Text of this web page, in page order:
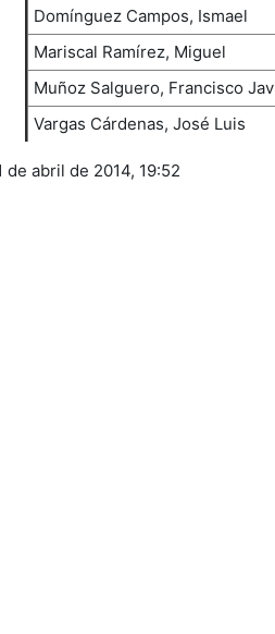
Domínguez Campos, Ismael
Mariscal Ramírez, Miguel
Muñoz Salguero, Francisco
Vargas Cárdenas, José Luis
abril de 2014, 19:52